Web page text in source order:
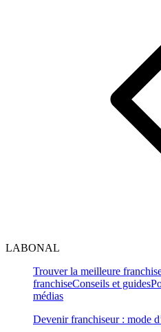
LABONAL
Trouver la meilleure
franchiseConseils et guides
médias
Devenir franchiseur : mode